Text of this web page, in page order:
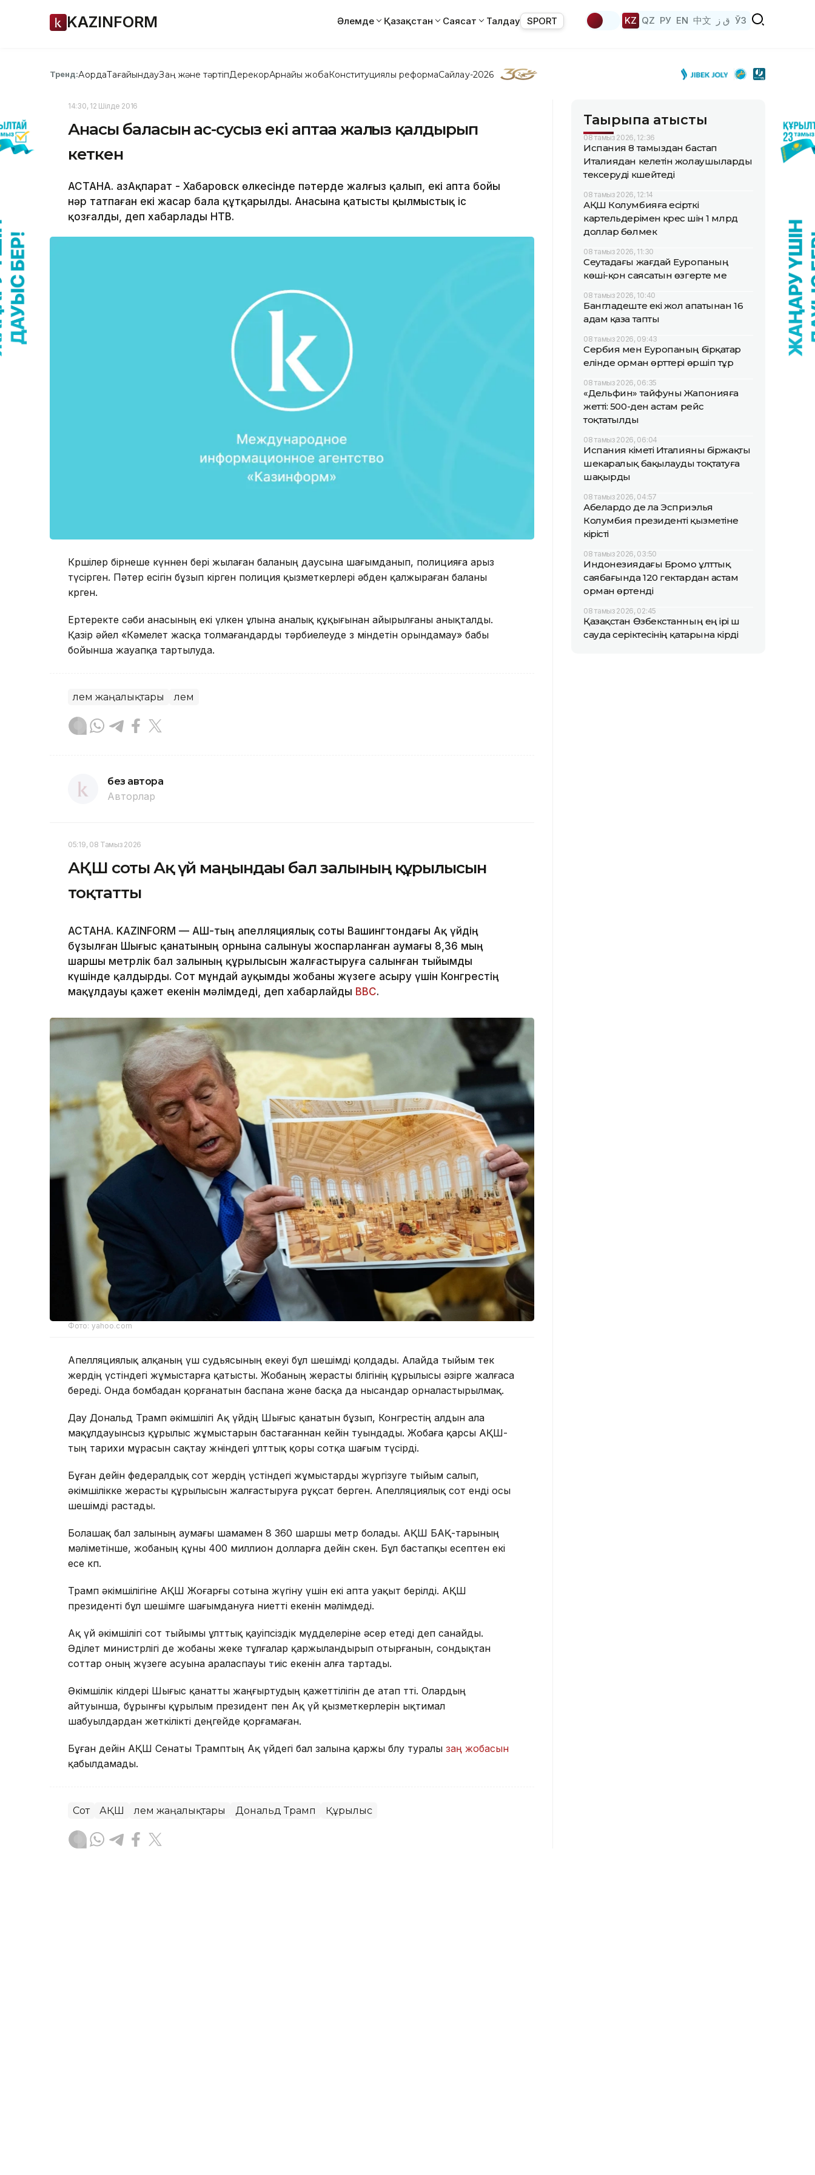
KAZINFORM Әлемде Қазақстан Саясат Талдау SPORT KZ QZ РУ EN 中文 ق ز ЎЗ
Тренд:АқордаТағайындауЗаң және тәртіпДерекқорАрнайы жобаКонституциялық реформаСайлау-2026
14:30, 12 Шілде 2016
Анасы баласын ас-сусыз екі аптаға жалғыз қалдырып
кеткен
АСТАНА. ҚазАқпарат - Хабаровск өлкесінде пәтерде жалғыз қалып, екі апта бойы
нәр татпаған екі жасар бала құтқарылды. Анасына қатысты қылмыстық іс
қозғалды, деп хабарлады НТВ.
Көршілер бірнеше күннен бері жылаған баланың даусына шағымданып, полицияға арыз
түсірген. Пәтер есігін бұзып кірген полиция қызметкерлері әбден қалжыраған баланы
көрген.
Ертеректе сәби анасының екі үлкен ұлына аналық құқығынан айырылғаны анықталды.
Қазір әйел «Кәмелет жасқа толмағандарды тәрбиелеуде өз міндетін орындамау» бабы
бойынша жауапқа тартылуда.
Әлем жаңалықтары Әлем
без автора
Авторлар
05:19, 08 Тамыз 2026
АҚШ соты Ақ үй маңындағы бал залының құрылысын
тоқтатты
АСТАНА. KAZINFORM — АҚШ-тың апелляциялық соты Вашингтондағы Ақ үйдің
бұзылған Шығыс қанатының орнына салынуы жоспарланған аумағы 8,36 мың
шаршы метрлік бал залының құрылысын жалғастыруға салынған тыйымды
күшінде қалдырды. Сот мұндай ауқымды жобаны жүзеге асыру үшін Конгрестің
мақұлдауы қажет екенін мәлімдеді, деп хабарлайды BBC.
Фото: yahoo.com
Апелляциялық алқаның үш судьясының екеуі бұл шешімді қолдады. Алайда тыйым тек
жердің үстіндегі жұмыстарға қатысты. Жобаның жерасты бөлігінің құрылысы әзірге жалғаса
береді. Онда бомбадан қорғанатын баспана және басқа да нысандар орналастырылмақ.
Дау Дональд Трамп әкімшілігі Ақ үйдің Шығыс қанатын бұзып, Конгрестің алдын ала
мақұлдауынсыз құрылыс жұмыстарын бастағаннан кейін туындады. Жобаға қарсы АҚШ-
тың тарихи мұрасын сақтау жөніндегі ұлттық қоры сотқа шағым түсірді.
Бұған дейін федералдық сот жердің үстіндегі жұмыстарды жүргізуге тыйым салып,
әкімшілікке жерасты құрылысын жалғастыруға рұқсат берген. Апелляциялық сот енді осы
шешімді растады.
Болашақ бал залының аумағы шамамен 8 360 шаршы метр болады. АҚШ БАҚ-тарының
мәліметінше, жобаның құны 400 миллион долларға дейін өскен. Бұл бастапқы есептен екі
есе көп.
Трамп әкімшілігіне АҚШ Жоғарғы сотына жүгіну үшін екі апта уақыт берілді. АҚШ
президенті бұл шешімге шағымдануға ниетті екенін мәлімдеді.
Ақ үй әкімшілігі сот тыйымы ұлттық қауіпсіздік мүдделеріне әсер етеді деп санайды.
Әділет министрлігі де жобаны жеке тұлғалар қаржыландырып отырғанын, сондықтан
соттар оның жүзеге асуына араласпауы тиіс екенін алға тартады.
Әкімшілік өкілдері Шығыс қанатты жаңғыртудың қажеттілігін де атап өтті. Олардың
айтуынша, бұрынғы құрылым президент пен Ақ үй қызметкерлерін ықтимал
шабуылдардан жеткілікті деңгейде қорғамаған.
Бұған дейін АҚШ Сенаты Трамптың Ақ үйдегі бал залына қаржы бөлу туралы заң жобасын
қабылдамады.
Сот АҚШ Әлем жаңалықтары Дональд Трамп Құрылыс
Тақырыпқа қатысты
08 тамыз 2026, 12:36
Испания 8 тамыздан бастап
Италиядан келетін жолаушыларды
тексеруді күшейтеді
08 тамыз 2026, 12:14
АҚШ Колумбияға есірткі
картельдерімен күрес үшін 1 млрд
доллар бөлмек
08 тамыз 2026, 11:30
Сеутадағы жағдай Еуропаның
көші-қон саясатын өзгерте ме
08 тамыз 2026, 10:40
Бангладеште екі жол апатынан 16
адам қаза тапты
08 тамыз 2026, 09:43
Сербия мен Еуропаның бірқатар
елінде орман өрттері өршіп тұр
08 тамыз 2026, 06:35
«Дельфин» тайфуны Жапонияға
жетті: 500-ден астам рейс
тоқтатылды
08 тамыз 2026, 06:04
Испания үкіметі Италияны біржақты
шекаралық бақылауды тоқтатуға
шақырды
08 тамыз 2026, 04:57
Абелардо де ла Эсприэлья
Колумбия президенті қызметіне
кірісті
08 тамыз 2026, 03:50
Индонезиядағы Бромо ұлттық
саябағында 120 гектардан астам
орман өртенді
08 тамыз 2026, 02:45
Қазақстан Өзбекстанның ең ірі үш
сауда серіктесінің қатарына кірді